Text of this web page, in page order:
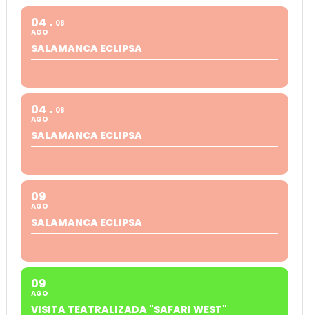
04
AGO
08
SALAMANCA ECLIPSA
04
AGO
08
SALAMANCA ECLIPSA
09
AGO
SALAMANCA ECLIPSA
09
AGO
VISITA TEATRALIZADA "SAFARI WEST"